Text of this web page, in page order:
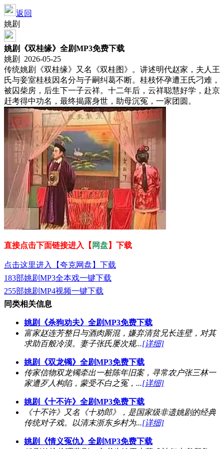
返回
姚剧
姚剧《双桂缘》全剧MP3免费下载
姚剧 2026-05-25
传统姚剧《双桂缘》又名《双桂图》。讲述明代赵家，夫人王
氏与妾室桂枝因名分与子嗣纠葛不断。桂枝怀孕遭王氏刁难，
被囚柴房，后生下一子云祥。十二年后，云祥聪慧好学，赴京
赶考得中功名，最终揭露身世，助母沉冤，一家团圆。
直接点击下面链接进入【 网盘】下载
点击这里进入【夸克网盘】下载
183部姚剧MP3全本戏一键下载
255部姚剧MP4视频一键下载
同类相关信息
姚剧《杀狗劝夫》全剧MP3免费下载
富家赵连芳整日与酒肉厮混，嫌弃清贫兄长连壁，对其
求助百般冷漠。妻子张氏屡次规...[详细]
姚剧《双龙镯》全剧MP3免费下载
传家信物双龙镯牵出一桩陈年旧案，寻常农户张三林一
家遭歹人构陷，蒙受不白之冤，...[详细]
姚剧《十不许》全剧MP3免费下载
《十不许》又名《十劝郎》，是国家级非遗姚剧的经典
传统对子戏。以清末浙东乡村为...[详细]
姚剧《情义冤仇》全剧MP3免费下载